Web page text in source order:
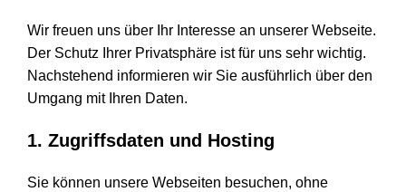
Wir freuen uns über Ihr Interesse an unserer Webseite.
Der Schutz Ihrer Privatsphäre ist für uns sehr wichtig.
Nachstehend informieren wir Sie ausführlich über den
Umgang mit Ihren Daten.
1. Zugriffsdaten und Hosting
Sie können unsere Webseiten besuchen, ohne